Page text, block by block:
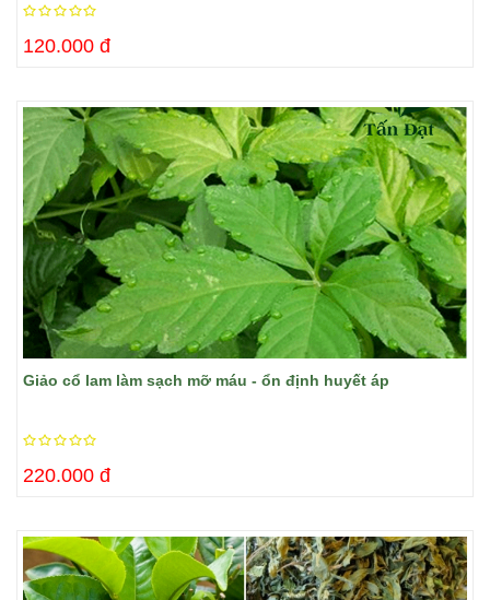
120.000 đ
Giảo cổ lam làm sạch mỡ máu - ổn định huyết áp
220.000 đ